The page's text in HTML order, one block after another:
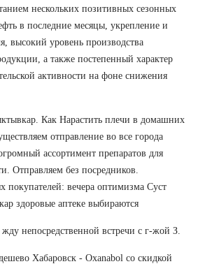
нескольких позитивных сезонных
в последние месяцы, укрепление и
высокий уровень производства
а также постепенный характер
активности на фоне снижения
Как Нарастить плечи в домашних
отправление во все города
ассортимент препаратов для
Отправляем без посредников.
покупателей: вечера оптимизма Суст
здоровые аптеке выбираются
непосредственной встречи с г-жой З.
Хабаровск - Oxanabol со скидкой